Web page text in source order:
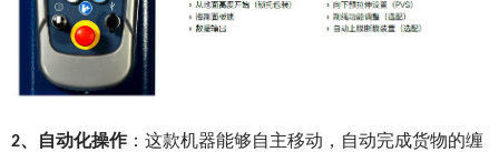
2、 自动化操作：这款机器能够自主移动，自动完成货物的缠